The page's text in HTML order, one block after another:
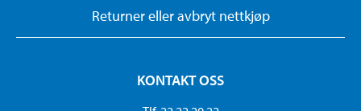
Returner eller avbryt nettkjøp
KONTAKT OSS